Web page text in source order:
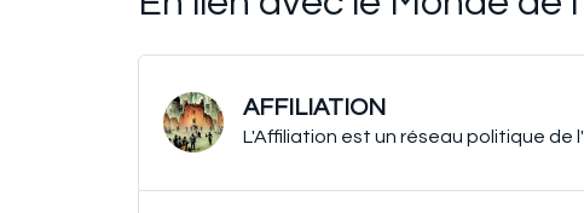
AFFILIATION
L'Affiliation est un réseau politique de